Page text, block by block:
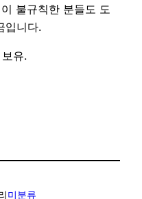
불규칙한 분들도 도
입니다.
유.
미분류